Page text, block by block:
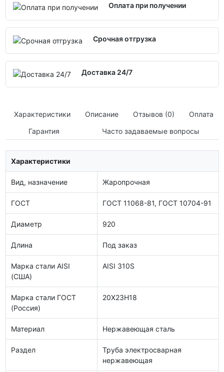
Оплата при получении
Срочная отгрузка
Доставка 24/7
Характеристики Описание Отзывов (0)
Оплата
Гарантия
Часто задаваемые вопросы
Характеристики
Вид, назначение Жаропрочная
ГОСТ ГОСТ 11068-81, ГОСТ 10704-91
Диаметр 920
Длина Под заказ
Марка стали AISI
(США)
AISI 310S
Марка стали ГОСТ
(Россия)
20Х23Н18
Материал Нержавеющая сталь
Раздел
Труба электросварная
нержавеющая